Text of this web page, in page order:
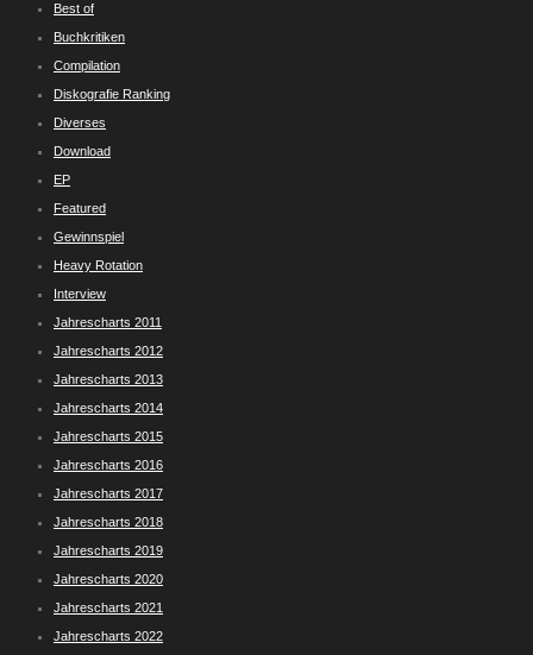
Best of
Buchkritiken
Compilation
Diskografie Ranking
Diverses
Download
EP
Featured
Gewinnspiel
Heavy Rotation
Interview
Jahrescharts 2011
Jahrescharts 2012
Jahrescharts 2013
Jahrescharts 2014
Jahrescharts 2015
Jahrescharts 2016
Jahrescharts 2017
Jahrescharts 2018
Jahrescharts 2019
Jahrescharts 2020
Jahrescharts 2021
Jahrescharts 2022